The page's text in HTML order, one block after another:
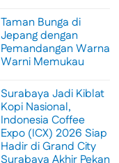
Alam
Ubud
on
Furnitur
Kayu
Mudah
Keropos?
Kenali
Cara
Mencegah
Kerusakan
Rayap
Taman Bunga di
Jepang dengan
Pemandangan Warna
Warni Memukau
on
Taman
Bunga
di
Jepang
dengan
Pemandangan
Warna
Surabaya Jadi Kiblat
Kopi Nasional,
Indonesia Coffee
Expo (ICX) 2026 Siap
Hadir di Grand City
Surabaya Akhir Pekan